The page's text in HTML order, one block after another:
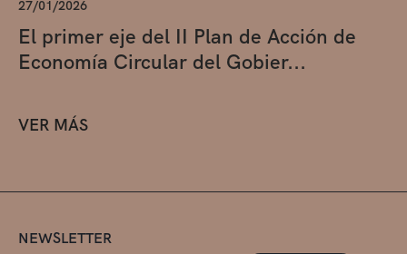
27/01/2026
El primer eje del II Plan de Acción de
Economía Circular del Gobier...
VER MÁS
NEWSLETTER